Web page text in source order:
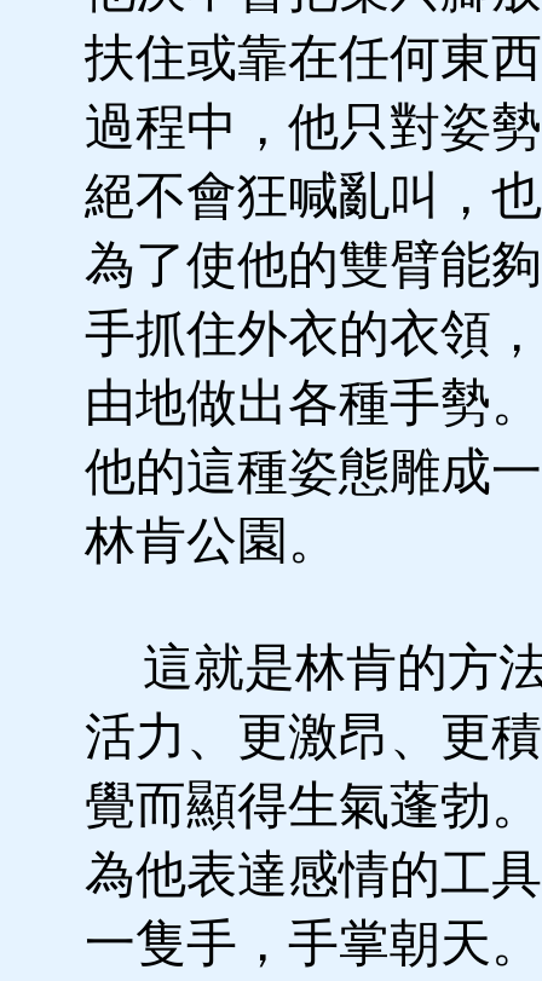
扶住或靠在任何東
過程中，他只對姿
絕不會狂喊亂叫，
為了使他的雙臂能
手抓住外衣的衣領
由地做出各種手勢
他的這種姿態雕成
林肯公園。
這就是林肯的方
活力、更激昂、更
覺而顯得生氣蓬勃
為他表達感情的工
一隻手，手掌朝天